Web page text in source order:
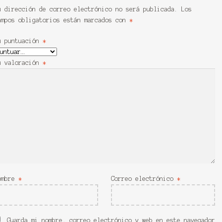
dirección de correo electrónico no será publicada.
Los
obligatorios están marcados con*
puntuación*
valoración*
* Correo electrónico*
Guarda mi nombre, correo electrónico y web en este navegador